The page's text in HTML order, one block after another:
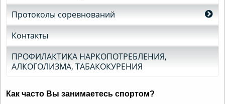
Протоколы соревнований
Контакты
ПРОФИЛАКТИКА НАРКОПОТРЕБЛЕНИЯ,
АЛКОГОЛИЗМА, ТАБАКОКУРЕНИЯ
Как часто Вы занимаетесь спортом?